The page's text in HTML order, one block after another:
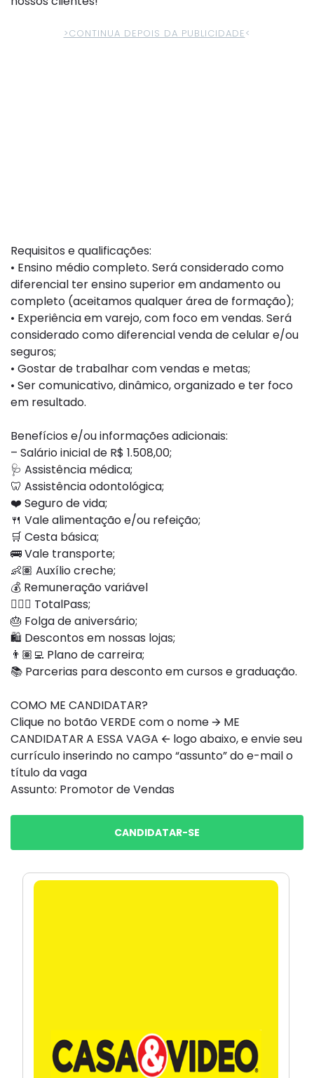
>CONTINUA DEPOIS DA PUBLICIDADE<
Requisitos e qualificações:
• Ensino médio completo. Será considerado como
diferencial ter ensino superior em andamento ou
completo (aceitamos qualquer área de formação);
• Experiência em varejo, com foco em vendas. Será
considerado como diferencial venda de celular e/ou
seguros;
• Gostar de trabalhar com vendas e metas;
• Ser comunicativo, dinâmico, organizado e ter foco
em resultado.
Benefícios e/ou informações adicionais:
– Salário inicial de R$ 1.508,00;
🩺 Assistência médica;
🦷 Assistência odontológica;
❤️ Seguro de vida;
🍴 Vale alimentação e/ou refeição;
🛒 Cesta básica;
🚌 Vale transporte;
👶🏽 Auxílio creche;
💰 Remuneração variável
🏋🏻‍♀️ TotalPass;
🎂 Folga de aniversário;
🛍️ Descontos em nossas lojas;
👨🏽‍💻 Plano de carreira;
📚 Parcerias para desconto em cursos e graduação.
COMO ME CANDIDATAR?
Clique no botão VERDE com o nome 🡪 ME
CANDIDATAR A ESSA VAGA 🡨 logo abaixo, e envie seu
currículo inserindo no campo “assunto” do e-mail o
título da vaga
Assunto: Promotor de Vendas
CANDIDATAR-SE